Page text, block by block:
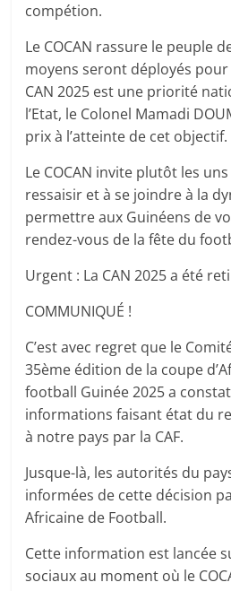
compétion.
Le COCAN rassure le peuple
moyens seront déployés
CAN 2025 est une priorité
l’Etat, le Colonel Mamadi
prix à l’atteinte de cet objectif.
Le COCAN invite plutôt les
ressaisir et à se joindre à la
permettre aux Guinéens de
rendez-vous de la fête du
Urgent : La CAN 2025 a été
COMMUNIQUÉ !
C’est avec regret que le
35ème édition de la coupe
football Guinée 2025 a
informations faisant état du
à notre pays par la CAF.
Jusque-là, les autorités du
informées de cette décision
Africaine de Football.
Cette information est lancée
sociaux au moment où le